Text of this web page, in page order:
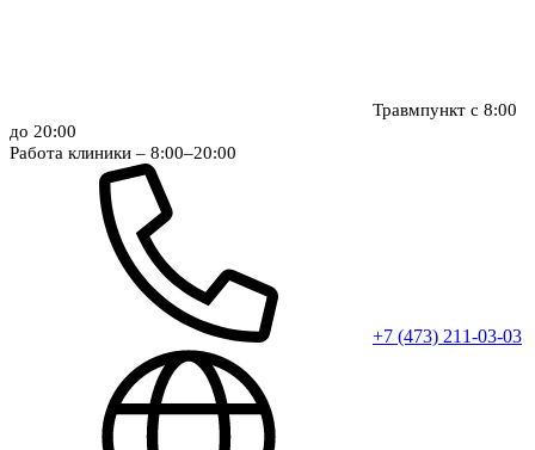
Травмпункт с 8:00
до 20:00
Работа клиники – 8:00–20:00
+7 (473) 211-03-03